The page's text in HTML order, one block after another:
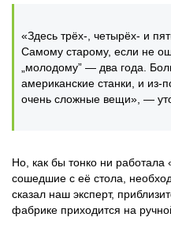
«Здесь трёх-, четырёх- и
Самому старому, если не
„молодому” — два года.
американские станки, и из-
очень сложные вещи», —
Но, как бы тонко ни
сошедшие с её стола,
сказал наш эксперт,
фабрике приходится на